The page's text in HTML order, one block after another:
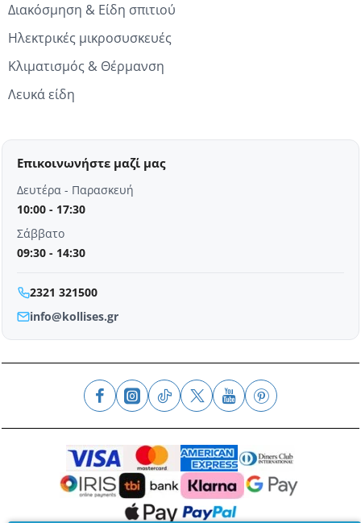
Διακόσμηση & Είδη σπιτιού
Ηλεκτρικές μικροσυσκευές
Κλιματισμός & Θέρμανση
Λευκά είδη
Επικοινωνήστε μαζί μας
Δευτέρα - Παρασκευή
10:00 - 17:30
Σάββατο
09:30 - 14:30
2321 321500
info@kollises.gr